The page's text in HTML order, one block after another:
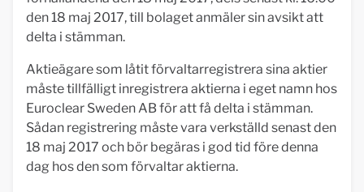
den 18 maj 2017, till bolaget anmäler sin avsikt att
delta i stämman.
Aktieägare som låtit förvaltarregistrera sina aktier
måste tillfälligt inregistrera aktierna i eget namn hos
Euroclear Sweden AB för att få delta i stämman.
Sådan registrering måste vara verkställd senast den
18 maj 2017 och bör begäras i god tid före denna
dag hos den som förvaltar aktierna.